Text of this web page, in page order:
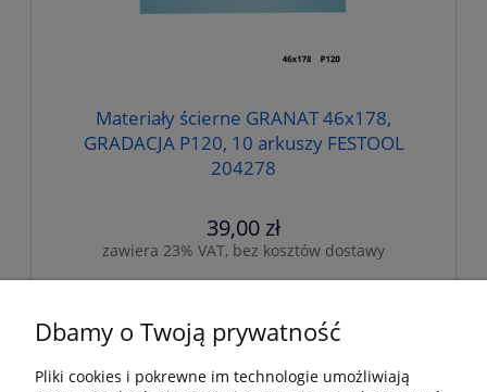
Materiały ścierne GRANAT 46x178,
GRADACJA P120, 10 arkuszy FESTOOL
204278
39,00 zł
zawiera 23% VAT, bez kosztów dostawy
Dbamy o Twoją prywatność
Pliki cookies i pokrewne im technologie umożliwiają